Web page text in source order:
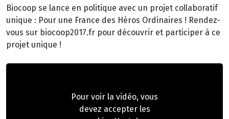
Biocoop se lance en politique avec un projet collaboratif
unique : Pour une France des Héros Ordinaires ! Rendez-
vous sur biocoop2017.fr pour découvrir et participer à ce
projet unique !
Pour voir la vidéo, vous
devez accepter les